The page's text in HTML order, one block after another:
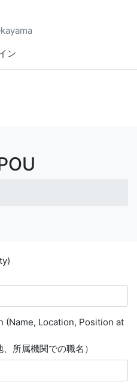
ン
Location, Position at
所属機関での職名）